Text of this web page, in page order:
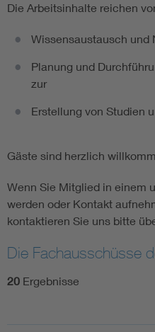
Die Arbeitsinhalte reichen
Wissensaustausch und
Planung und
zur
Erstellung von Studien
Gäste sind herzlich
Wenn Sie Mitglied in einem
werden oder Kontakt
kontaktieren Sie uns bitte
Die Fachausschüsse
20 Ergebnisse